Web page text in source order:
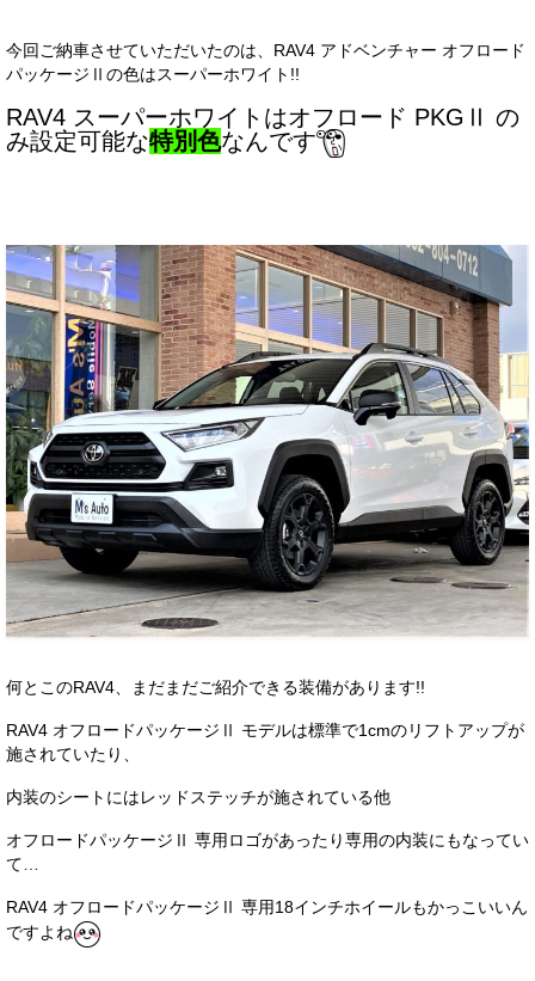
電話はこちら
今回ご納車させていただいたのは、RAV4 アドベンチャー オフロード
パッケージⅡの色はスーパーホワイト!!
RAV4 スーパーホワイトはオフロード PKGⅡ の
み設定可能な特別色なんです
何とこのRAV4、まだまだご紹介できる装備があります!!
RAV4 オフロードパッケージⅡ モデルは標準で1cmのリフトアップが
施されていたり、
内装のシートにはレッドステッチが施されている他
オフロードパッケージⅡ 専用ロゴがあったり専用の内装にもなってい
て…
RAV4 オフロードパッケージⅡ 専用18インチホイールもかっこいいん
ですよね